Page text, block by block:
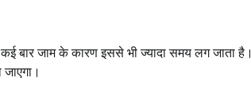
बार जाम के कारण इससे भी ज्यादा समय लग जाता है।
जाएगा।